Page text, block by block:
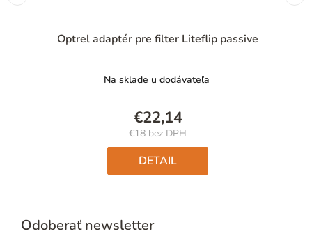
Optrel adaptér pre filter Liteflip passive
Na sklade u dodávateľa
€22,14
€18 bez DPH
Jednotková
cena:
DETAIL
Odoberať newsletter